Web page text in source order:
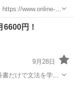
www.online-
円！
9月28日